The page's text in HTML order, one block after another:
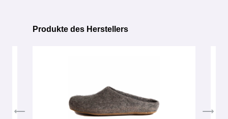
Produktgalerie überspringen
Produkte des Herstellers